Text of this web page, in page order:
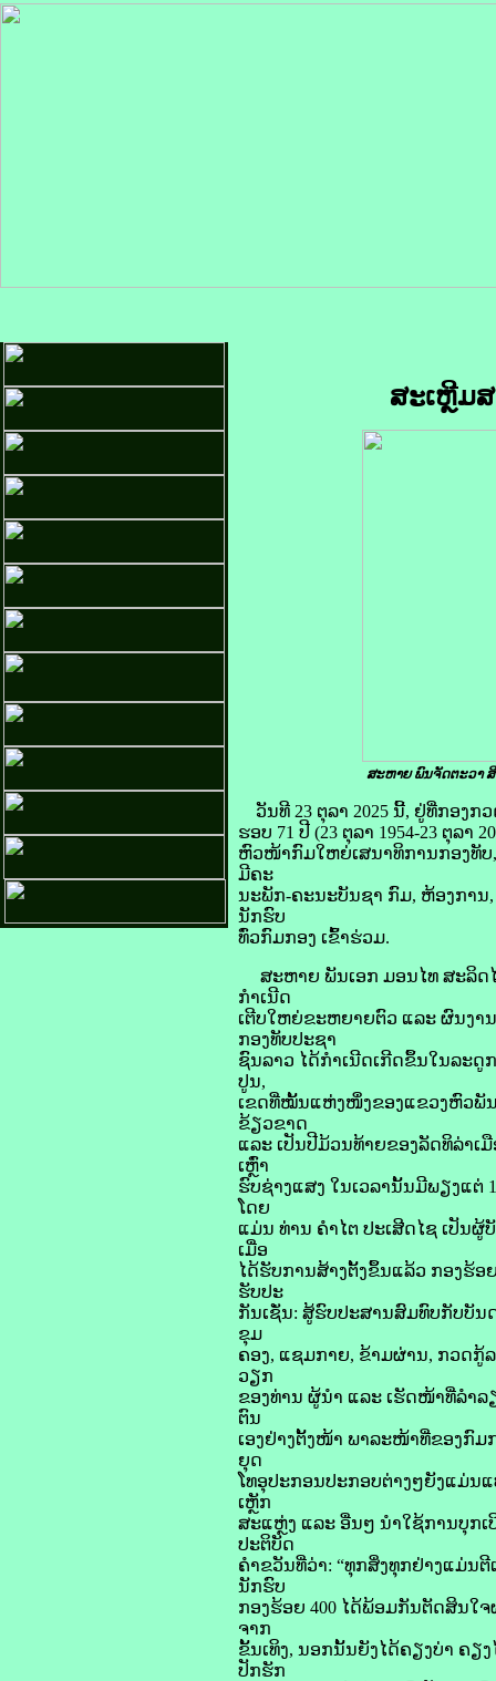
ສະເຫຼີມ
ສະຫາຍ ພົນຈັດຕະວາ ສີ
ວັນທີ 23 ຕຸລາ 2025 ນີ້, ຢູ່ທີ່ກອງ
ຮອບ 71 ປີ (23 ຕຸລາ 1954-23 ຕຸລ
ຫົວໜ້າກົມໃຫຍ່ເສນາທິການກອງທັ
ມີຄະ
ນະພັກ-ຄະນະບັນຊາ ກົມ, ຫ້ອງການ
ນັກຮົບ
ທົ່ວກົມກອງ ເຂົ້າຮ່ວມ.
ສະຫາຍ ພັນເອກ ມອນໄທ ສະລິດ
ກຳເນີດ
ເຕີບໃຫຍ່ຂະຫຍາຍຕົວ ແລະ ຜົນງາ
ກອງທັບປະຊາ
ຊົນລາວ ໄດ້ກຳເນີດເກີດຂຶ້ນໃນລະດູ
ປູນ,
ເຂດທີ່ໝັ້ນແຫ່ງໜຶ່ງຂອງແຂວງຫົວພັນ
ຂ້ຽວຂາດ
ແລະ ເປັນປີມ້ວນທ້າຍຂອງລັດທິລ່າເ
ເຫຼົ່າ
ຮົບຊ່າງແສງ ໃນເວລານັ້ນມີພຽງແຕ່
ໂດຍ
ແມ່ນ ທ່ານ ຄໍາໄຕ ປະເສີດໄຊ ເປັນ
ເມື່ອ
ໄດ້ຮັບການສ້າງຕັ້ງຂຶ້ນແລ້ວ ກອງຮ້
ຮັບປະ
ກັນເຊັ່ນ: ສູ້ຮົບປະສານສົມທົບກັບບັນ
ຂຸມ
ຄອງ, ແຊມກາຍ, ຂ້າມຜ່ານ, ກວດກູ້
ວຽກ
ຂອງທ່ານ ຜູ້ນໍາ ແລະ ເຮັດໜ້າທີ່ລໍາ
ຕົນ
ເອງຢ່າງຕັ້ງໜ້າ ພາລະໜ້າທີ່ຂອງກົ
ຍຸດ
ໂທອຸປະກອນປະກອບຕ່າງໆຍັງແມ່ນ
ເຫຼັກ
ສະແຫຼ່ງ ແລະ ອື່ນໆ ນໍາໃຊ້ການບຸກ
ປະຕິບັດ
ຄໍາຂວັນທີ່ວ່າ: “ທຸກສິ່ງທຸກຢ່າງແມ່ນ
ນັກຮົບ
ກອງຮ້ອຍ 400 ໄດ້ພ້ອມກັນຕັດສິນໃ
ຈາກ
ຂັ້ນເທິງ, ນອກນັ້ນຍັງໄດ້ຄຽງບ່າ ຄຽ
ປັກຮັກ